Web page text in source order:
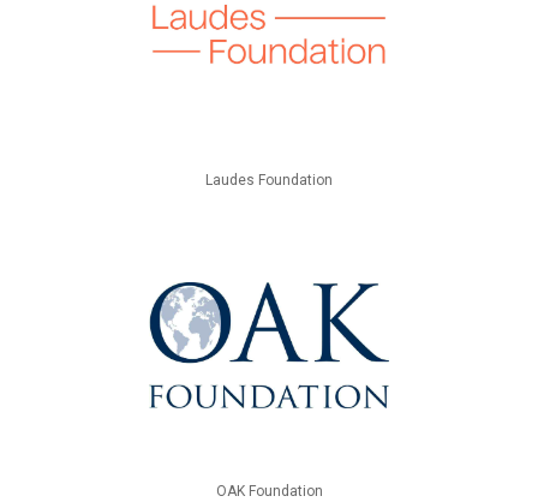
Laudes Foundation
OAK Foundation